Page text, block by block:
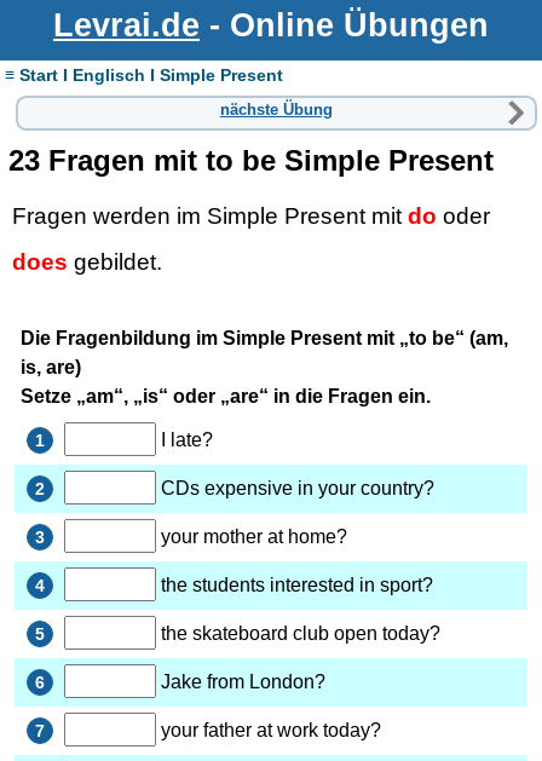
Levrai.de - Online Übungen
≡ Start I Englisch I Simple Present
nächste Übung
23 Fragen mit to be Simple Present
Fragen werden im Simple Present mitdo oder
does gebildet.